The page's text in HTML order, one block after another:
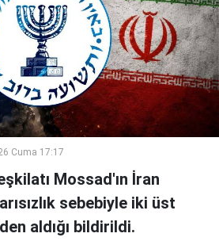
Cuma 17:17
Mossad'ın İran
sebebiyle iki üst
aldığı bildirildi.